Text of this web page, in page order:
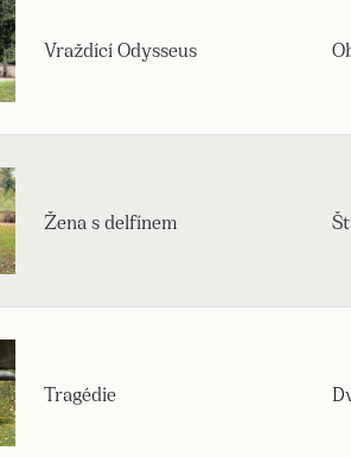
Vraždící Odysseus
Žena s delfínem
Tragédie